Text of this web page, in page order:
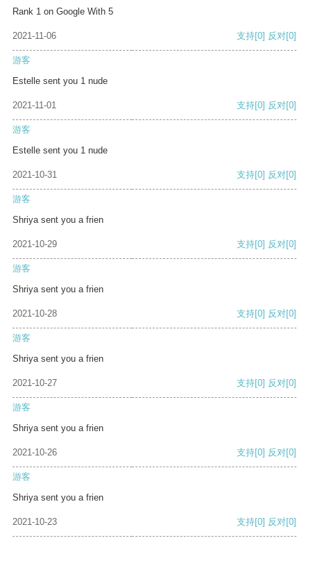
Rank 1 on Google With 5
2021-11-06 支持[0] 反对[0]
游客
Estelle sent you 1 nude
2021-11-01 支持[0] 反对[0]
游客
Estelle sent you 1 nude
2021-10-31 支持[0] 反对[0]
游客
Shriya sent you a frien
2021-10-29 支持[0] 反对[0]
游客
Shriya sent you a frien
2021-10-28 支持[0] 反对[0]
游客
Shriya sent you a frien
2021-10-27 支持[0] 反对[0]
游客
Shriya sent you a frien
2021-10-26 支持[0] 反对[0]
游客
Shriya sent you a frien
2021-10-23 支持[0] 反对[0]